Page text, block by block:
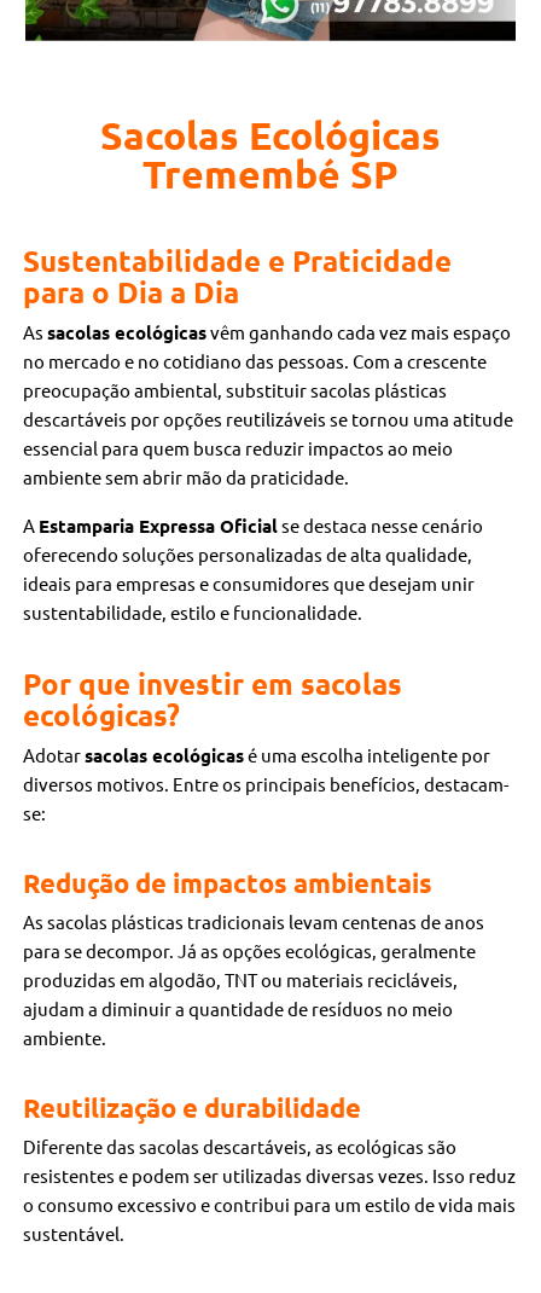
Sacolas Ecológicas
Tremembé SP
Sustentabilidade e Praticidade
para o Dia a Dia
Assacolas ecológicasvêm ganhando cada vez mais espaço
no mercado e no cotidiano das pessoas. Com a crescente
preocupação ambiental, substituir sacolas plásticas
descartáveis por opções reutilizáveis se tornou uma atitude
essencial para quem busca reduzir impactos ao meio
ambiente sem abrir mão da praticidade.
A Estamparia Expressa Oficialse destaca nesse cenário
oferecendo soluções personalizadas de alta qualidade,
ideais para empresas e consumidores que desejam unir
sustentabilidade, estilo e funcionalidade.
Por que investir em sacolas
ecológicas?
Adotarsacolas ecológicasé uma escolha inteligente por
diversos motivos. Entre os principais benefícios, destacam-
se:
Redução de impactos ambientais
As sacolas plásticas tradicionais levam centenas de anos
para se decompor. Já as opções ecológicas, geralmente
produzidas em algodão, TNT ou materiais recicláveis,
ajudam a diminuir a quantidade de resíduos no meio
ambiente.
Reutilização e durabilidade
Diferente das sacolas descartáveis, as ecológicas são
resistentes e podem ser utilizadas diversas vezes. Isso reduz
o consumo excessivo e contribui para um estilo de vida mais
sustentável.